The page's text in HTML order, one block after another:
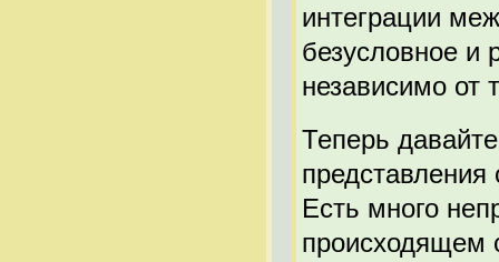
интеграции
безусловное и
независимо от
Теперь
Есть много
происходящем